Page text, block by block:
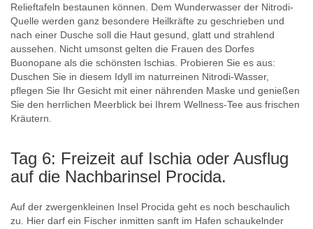
Relieftafeln bestaunen können. Dem Wunderwasser der Nitrodi-
Quelle werden ganz besondere Heilkräfte zu geschrieben und
nach einer Dusche soll die Haut gesund, glatt und strahlend
aussehen. Nicht umsonst gelten die Frauen des Dorfes
Buonopane als die schönsten Ischias. Probieren Sie es aus:
Duschen Sie in diesem Idyll im naturreinen Nitrodi-Wasser,
pflegen Sie Ihr Gesicht mit einer nährenden Maske und genießen
Sie den herrlichen Meerblick bei Ihrem Wellness-Tee aus frischen
Kräutern.
Tag 6: Freizeit auf Ischia oder Ausflug
auf die Nachbarinsel Procida.
Auf der zwergenkleinen Insel Procida geht es noch beschaulich
zu. Hier darf ein Fischer inmitten sanft im Hafen schaukelnder